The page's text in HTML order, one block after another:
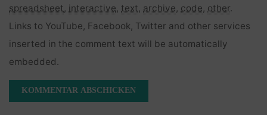
spreadsheet, interactive, text, archive, code, other.
Links to YouTube, Facebook, Twitter and other services
inserted in the comment text will be automatically
embedded.